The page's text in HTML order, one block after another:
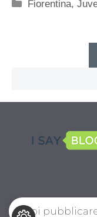
Fiorentina,
Vuoi